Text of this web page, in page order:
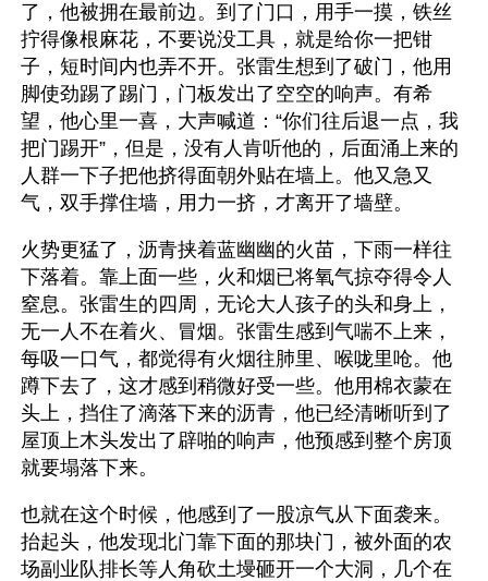
了，他被拥在最前边。到了门口，用手一摸，铁丝
拧得像根麻花，不要说没工具，就是给你一把钳
子，短时间内也弄不开。张雷生想到了破门，他用
脚使劲踢了踢门，门板发出了空空的响声。有希
望，他心里一喜，大声喊道：“你们往后退一点，我
把门踢开”，但是，没有人肯听他的，后面涌上来的
人群一下子把他挤得面朝外贴在墙上。他又急又
气，双手撑住墙，用力一挤，才离开了墙壁。
火势更猛了，沥青挟着蓝幽幽的火苗，下雨一样往
下落着。靠上面一些，火和烟已将氧气掠夺得令人
窒息。张雷生的四周，无论大人孩子的头和身上，
无一人不在着火、冒烟。张雷生感到气喘不上来，
每吸一口气，都觉得有火烟往肺里、喉咙里呛。他
蹲下去了，这才感到稍微好受一些。他用棉衣蒙在
头上，挡住了滴落下来的沥青，他已经清晰听到了
屋顶上木头发出了辟啪的响声，他预感到整个房顶
就要塌落下来。
也就在这个时候，他感到了一股凉气从下面袭来。
抬起头，他发现北门靠下面的那块门，被外面的农
场副业队排长等人角砍土墁砸开一个大洞，几个在